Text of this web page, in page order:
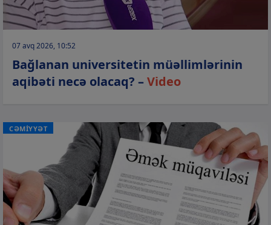
07 avq 2026, 10:52
Bağlanan universitetin müəllimlərinin
aqibəti necə olacaq? –Video
CƏMİYYƏT